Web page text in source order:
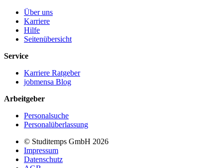
Über uns
Karriere
Hilfe
Seitenübersicht
Service
Karriere Ratgeber
jobmensa Blog
Arbeitgeber
Personalsuche
Personalüberlassung
© Studitemps GmbH 2026
Impressum
Datenschutz